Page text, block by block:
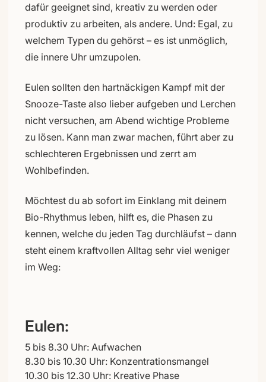
dafür geeignet sind, kreativ zu werden oder
produktiv zu arbeiten, als andere. Und: Egal, zu
welchem Typen du gehörst – es ist unmöglich,
die innere Uhr umzupolen.
Eulen sollten den hartnäckigen Kampf mit der
Snooze-Taste also lieber aufgeben und Lerchen
nicht versuchen, am Abend wichtige Probleme
zu lösen. Kann man zwar machen, führt aber zu
schlechteren Ergebnissen und zerrt am
Wohlbefinden.
Möchtest du ab sofort im Einklang mit deinem
Bio-Rhythmus leben, hilft es, die Phasen zu
kennen, welche du jeden Tag durchläufst – dann
steht einem kraftvollen Alltag sehr viel weniger
im Weg:
Eulen:
5 bis 8.30 Uhr: Aufwachen
8.30 bis 10.30 Uhr: Konzentrationsmangel
10.30 bis 12.30 Uhr: Kreative Phase